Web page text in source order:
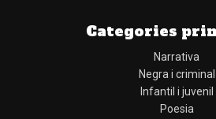
Categories
Narrativa
Negra i criminal
Infantil i juvenil
Poesia